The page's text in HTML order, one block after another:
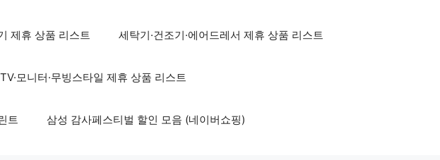
제휴 상품 리스트 세탁기·건조기·에어드레서 제휴 상품 리스트
TV·모니터·무빙스타일 제휴 상품 리스트
트 삼성 감사페스티벌 할인 모음 (네이버쇼핑)